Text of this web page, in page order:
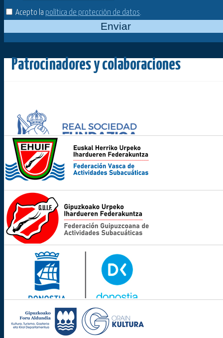
Acepto la política de protección de datos.
Enviar
Patrocinadores y colaboraciones